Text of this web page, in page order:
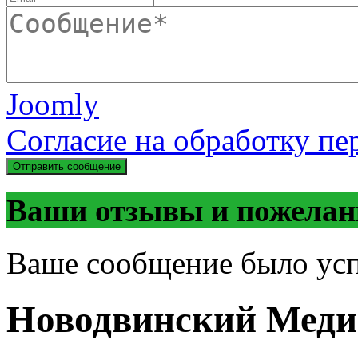
Joomly
Согласие на обработку
Отправить сообщение
Ваши отзывы и
Ваше сообщение было
Новодвинский